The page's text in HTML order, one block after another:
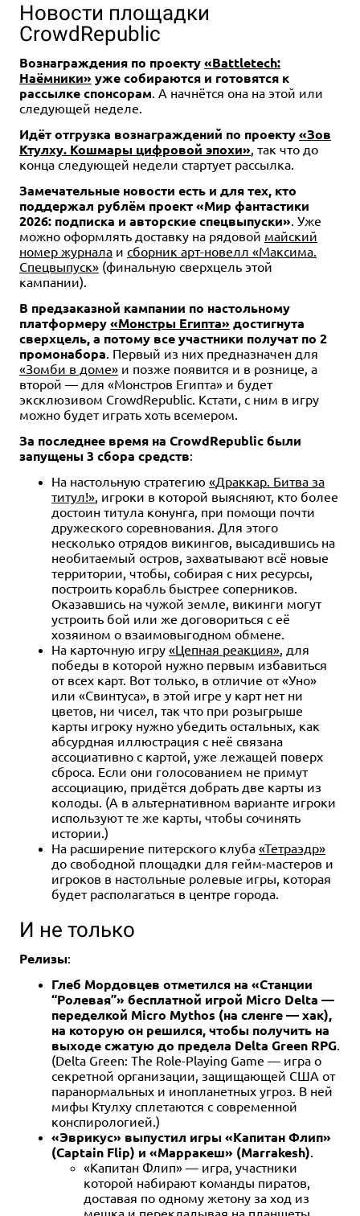
Журнал "Мир фантастики"
490 ₽
Уведомить о наличии
Журнал "Мир фантастики.
настольные игры
1 отзыв
1 490 ₽
Уведомить о наличии
Новости площадки
CrowdRepublic
Вознаграждения по проекту«Battletech:
Наёмники» уже собираются и готовятся к
рассылке спонсорам. А начнётся она на этой или
следующей неделе.
Идёт отгрузка вознаграждений по проекту«Зов
Ктулху. Кошмары цифровой эпохи», так что до
конца следующей недели стартует рассылка.
Замечательные новости есть и для тех, кто
поддержал рублём проект «Мир фантастики
2026: подписка и авторские спецвыпуски». Уже
можно оформлять доставку на рядовой майский
номер журнала и сборник арт-новелл «Максима.
Спецвыпуск» (финальную сверхцель этой
кампании).
В предзаказной кампании по настольному
платформеру«Монстры Египта» достигнута
сверхцель, а потому все участники получат по 2
промонабора. Первый из них предназначен для
«Зомби в доме» и позже появится и в рознице, а
второй — для «Монстров Египта» и будет
эксклюзивом CrowdRepublic. Кстати, с ним в игру
можно будет играть хоть всемером.
За последнее время на CrowdRepublic были
запущены 3 сбора средств:
На настольную стратегию «Драккар. Битва за
титул!», игроки в которой выясняют, кто более
достоин титула конунга, при помощи почти
дружеского соревнования. Для этого
несколько отрядов викингов, высадившись на
необитаемый остров, захватывают всё новые
территории, чтобы, собирая с них ресурсы,
построить корабль быстрее соперников.
Оказавшись на чужой земле, викинги могут
устроить бой или же договориться с её
хозяином о взаимовыгодном обмене.
На карточную игру «Цепная реакция», для
победы в которой нужно первым избавиться
от всех карт. Вот только, в отличие от «Уно»
или «Свинтуса», в этой игре у карт нет ни
цветов, ни чисел, так что при розыгрыше
карты игроку нужно убедить остальных, как
абсурдная иллюстрация с неё связана
ассоциативно с картой, уже лежащей поверх
сброса. Если они голосованием не примут
ассоциацию, придётся добрать две карты из
колоды. (А в альтернативном варианте игроки
используют те же карты, чтобы сочинять
истории.)
На расширение питерского клуба «Тетраэдр»
до свободной площадки для гейм-мастеров и
игроков в настольные ролевые игры, которая
будет располагаться в центре города.
И не только
Релизы:
Глеб Мордовцев отметился на «Станции
“Ролевая”» бесплатной игрой Micro Delta —
переделкой Micro Mythos (на сленге — хак),
на которую он решился, чтобы получить на
выходе сжатую до предела Delta Green RPG
(Delta Green: The Role-Playing Game — игра о
секретной организации, защищающей США от
паранормальных и инопланетных угроз. В ней
мифы Ктулху сплетаются с современной
конспирологией.)
«Эврикус» выпустил игры «Капитан Флип»
(Captain Flip) и «Марракеш» (Marrakesh)
«Капитан Флип» — игра, участники
которой набирают команды пиратов,
доставая по одному жетону за ход из
мешка и перекладывая на планшеты